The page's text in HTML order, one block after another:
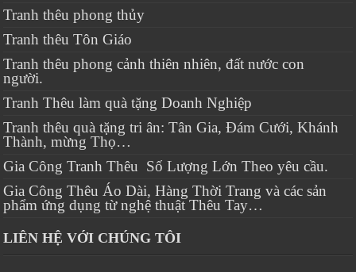
Tranh thêu phong thủy
Tranh thêu Tôn Giáo
Tranh thêu phong cảnh thiên nhiên, đất nước con
người.
Tranh Thêu làm quà tặng Doanh Nghiệp
Tranh thêu quà tặng tri ân: Tân Gia, Đám Cưới, Khánh
Thành, mừng Thọ…
Gia Công Tranh Thêu Số Lượng Lớn Theo yêu cầu.
Gia Công Thêu Áo Dài, Hàng Thời Trang và các sản
phẩm ứng dụng từ nghệ thuật Thêu Tay…
LIÊN HỆ VỚI CHÚNG TÔI